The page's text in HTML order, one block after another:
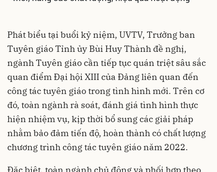
Phát biểu tại buổi kỷ niệm, UVTV, Trưởng ban
Tuyên giáo Tỉnh ủy Bùi Huy Thành đề nghị,
ngành Tuyên giáo cần tiếp tục quán triệt sâu sắc
quan điểm Đại hội XIII của Đảng liên quan đến
công tác tuyên giáo trong tình hình mới. Trên cơ
đó, toàn ngành rà soát, đánh giá tình hình thực
hiện nhiệm vụ, kịp thời bổ sung các giải pháp
nhằm bảo đảm tiến độ, hoàn thành có chất lượng
chương trình công tác tuyên giáo năm 2022.